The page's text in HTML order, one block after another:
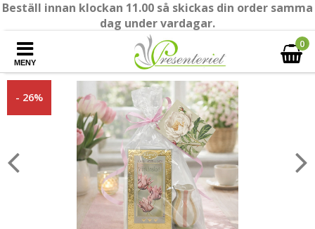
Beställ innan klockan 11.00 så skickas din order samma
dag under vardagar.
MENY
0
- 26%